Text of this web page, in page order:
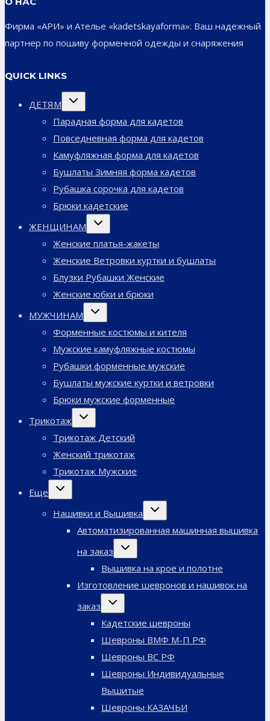
Фирма «АРИ» и Ателье «kadetskayaforma»: Ваш надежный
партнер по пошиву форменной одежды и снаряжения
QUICK LINKS
ДЕТЯМ
Переключить
дочернее
Парадная форма для кадетов
Повседневная форма для кадетов
Камуфляжная форма для кадетов
Бушлаты Зимняя форма кадетов
Рубашка сорочка для кадетов
Брюки кадетские
ЖЕНЩИНАМ
Переключить
дочернее
Женские платья-жакеты
Женские Ветровки куртки и бушлаты
Блузки Рубашки Женские
Женские юбки и брюки
МУЖЧИНАМ
Переключить
дочернее
Форменные костюмы и кителя
Мужские камуфляжные костюмы
Рубашки форменные мужские
Бушлаты мужские куртки и ветровки
Брюки мужские форменные
Трикотаж
Переключить
дочернее
Трикотаж Детский
Женский трикотаж
Трикотаж Мужские
Еще
Переключить
дочернее
Нашивки и Вышивка
Переключить
дочернее
Автоматизированная машинная вышивка
на заказ
Переключить
дочернее
Вышивка на крое и полотне
Изготовление шевронов и нашивок на
заказ
Переключить
дочернее
Кадетские шевроны
Шевроны ВМФ М-П РФ
Шевроны ВС РФ
Шевроны Индивидуальные
Вышитые
Шевроны КАЗАЧЬИ